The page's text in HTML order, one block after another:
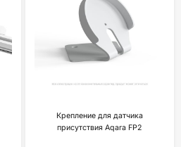
Крепление для датчика
присутствия Aqara FP2